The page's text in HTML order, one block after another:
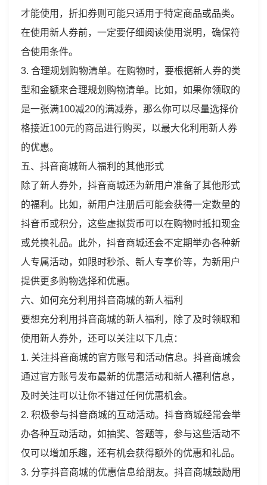
才能使用，折扣券则可能只适用于特定商品或品类。
在使用新人券前，一定要仔细阅读使用说明，确保符
合使用条件。
3. 合理规划购物清单。在购物时，要根据新人券的类
型和金额来合理规划购物清单。比如，如果你领取的
是一张满100减20的满减券，那么你可以尽量选择价
格接近100元的商品进行购买，以最大化利用新人券
的优惠。
五、抖音商城新人福利的其他形式
除了新人券外，抖音商城还为新用户准备了其他形式
的福利。比如，新用户注册后可能会获得一定数量的
抖音币或积分，这些虚拟货币可以在购物时抵扣现金
或兑换礼品。此外，抖音商城还会不定期举办各种新
人专属活动，如限时秒杀、新人专享价等，为新用户
提供更多购物选择和优惠。
六、如何充分利用抖音商城的新人福利
要想充分利用抖音商城的新人福利，除了及时领取和
使用新人券外，还可以关注以下几点：
1. 关注抖音商城的官方账号和活动信息。抖音商城会
通过官方账号发布最新的优惠活动和新人福利信息，
及时关注可以让你不错过任何优惠机会。
2. 积极参与抖音商城的互动活动。抖音商城经常会举
办各种互动活动，如抽奖、答题等，参与这些活动不
仅可以增加乐趣，还有机会获得额外的优惠和礼品。
3. 分享抖音商城的优惠信息给朋友。抖音商城鼓励用